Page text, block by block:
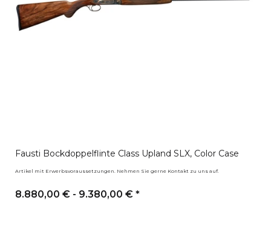
Fausti Bockdoppelflinte Class Upland SLX, Color Case
Artikel mit Erwerbsvoraussetzungen. Nehmen Sie gerne Kontakt zu uns auf.
8.880,00 € - 9.380,00 € *